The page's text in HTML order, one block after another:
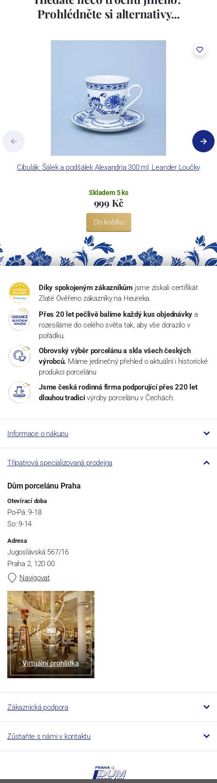
Prohlédněte si alternativy...
Cibulák: Šálek a podšálek Alexandria 300 ml, Leander Loučky
Skladem 5 ks
999 Kč
Do košíku
Díky spokojeným zákazníkům jsme získali certifikát
Zlaté Ověřeno zákazníky na Heureka.
Přes 20 let pečlivě balíme každý kus objednávky a
rozesíláme do celého světa tak, aby vše dorazilo v
pořádku.
Obrovský výběr porcelánu a skla všech českých
výrobců. Máme jedinečný přehled o aktuální i historické
produkci porcelánu
Jsme česká rodinná firma podporující přes 220 let
dlouhou tradici výroby porcelánu v Čechách.
Informace o nákupu
Třípatrová specializovaná prodejna
Dům porcelánu Praha
Otevírací doba
Po-Pá: 9-18
So: 9-14
Adresa
Jugoslávská 567/16
Praha 2, 120 00
Navigovat
Zákaznická podpora
Zůstaňte s námi v kontaktu